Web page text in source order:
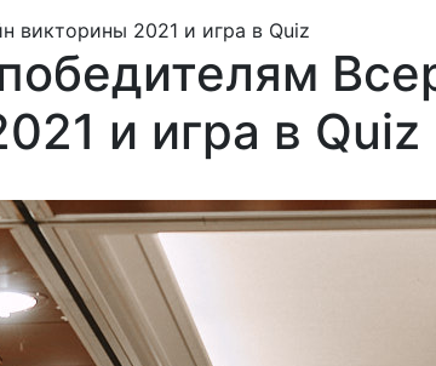
викторины 2021 и игра в Quiz
и игра в Quiz